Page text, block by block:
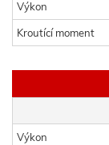
Výkon
Kroutící moment
Výkon